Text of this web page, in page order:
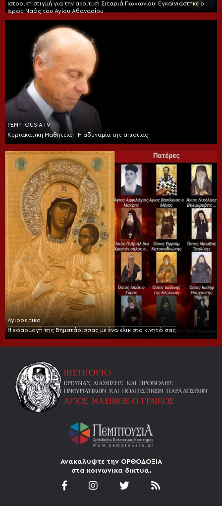
Ιστορική στιγμή για την ακριτική Σιταριά Πωγωνίου: Εγκαινιάστηκε ο
Ιερός Ναός του Αγίου Αθανασίου
PEMPTOUSIA TV
Κυριακάτικη Μαθητεία – Η αδυναμία της απιστίας
Αγιορείτικα
Η εφαρμογή της Βηματάρισσας με ένα κλικ στο κινητό σας
Ανακαλυψτε την ΟΡΘΟΔΟΞΙΑ
στα κοινωνικα δικτυα.